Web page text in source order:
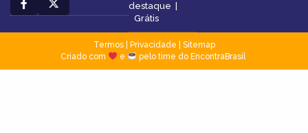
destaque
Grátis
Termos| Privacidade
Sitemap
Criado com
e pelo time do EncontraBrasil